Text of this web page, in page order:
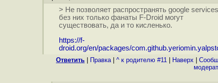
> Не позволяет распространять google
без них только фанаты F-Droid могут
существовать, да и то кисленько.
https://f-
droid.org/en/packages/
Ответить Правка| ^ к родителю #11 Наверх